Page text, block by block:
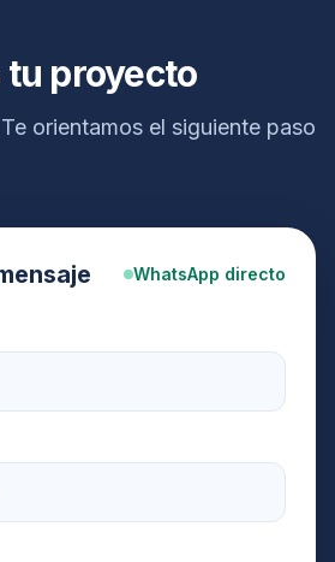
proyecto
orientamos el siguiente paso
WhatsApp directo